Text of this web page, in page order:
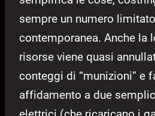
sempre un numero
contemporanea. Anche la
risorse viene quasi
conteggi di “munizioni” e
affidamento a due